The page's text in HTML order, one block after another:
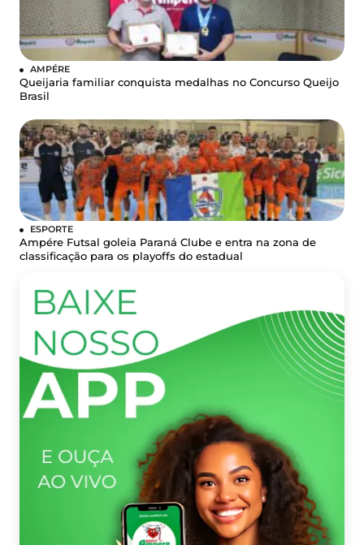
AMPÉRE
Queijaria familiar conquista medalhas no Concurso Queijo
Brasil
ESPORTE
Ampére Futsal goleia Paraná Clube e entra na zona de
classificação para os playoffs do estadual